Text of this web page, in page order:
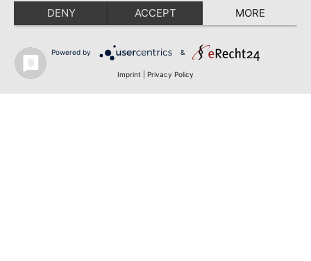
DENY ACCEPT MORE
Powered by &
Imprint Privacy Policy